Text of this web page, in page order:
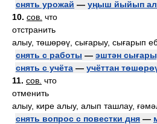
снять урожай — уңыш йыйып
10. сов. что
отстранить
алыу, төшөрөү, сығарыу, сығарып
снять с работы — эштән
снять с учёта — учёттан
11. сов. что
отменить
алыу, кире алыу, алып ташлау,
снять вопрос с повестки дня —